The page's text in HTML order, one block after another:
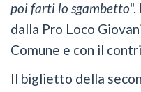
poi farti lo sgambetto
dalla Pro Loco
Comune e con il
Il biglietto della